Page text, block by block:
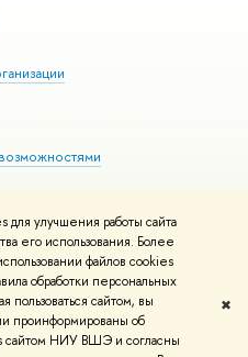
улучшения работы сайта
его использования. Более
файлов cookies
обработки персональных
пользоваться сайтом, вы
проинформированы об
сайтом НИУ ВШЭ и согласны
✖
Условия использования